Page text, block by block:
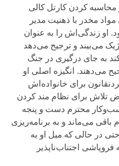
محاسبه کردن کارتل کالی
مخدر با ذهنیت مدیر
او زندگی‌اش را به عنوان
می‌بیند و ترجیح می‌دهد
به جای درگیری در جنگ
می‌دهند. انگیزه اصلی او
برای خانواده‌اش
تلاش برای نظام مند کردن
محترم دست و پنجه
می‌ماند و به برنامه‌ریزی
در حالی که میل او به
اجتناب‌ناپذیر